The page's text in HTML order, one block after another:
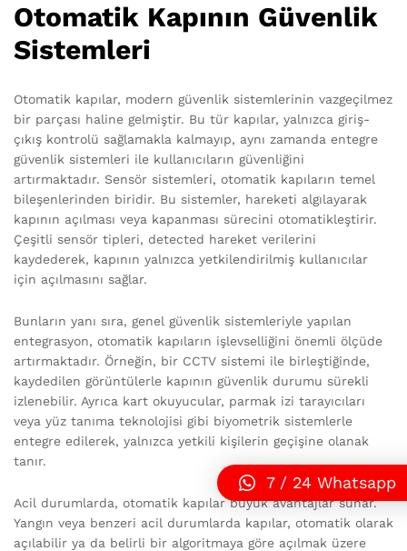
Otomatik Kapının Güvenlik
Sistemleri
Otomatik kapılar, modern güvenlik sistemlerinin vazgeçilmez
bir parçası haline gelmiştir. Bu tür kapılar, yalnızca giriş-
çıkış kontrolü sağlamakla kalmayıp, aynı zamanda entegre
güvenlik sistemleri ile kullanıcıların güvenliğini
artırmaktadır. Sensör sistemleri, otomatik kapıların temel
bileşenlerinden biridir. Bu sistemler, hareketi algılayarak
kapının açılması veya kapanması sürecini otomatikleştirir.
Çeşitli sensör tipleri, detected hareket verilerini
kaydederek, kapının yalnızca yetkilendirilmiş kullanıcılar
için açılmasını sağlar.
Bunların yanı sıra, genel güvenlik sistemleriyle yapılan
entegrasyon, otomatik kapıların işlevselliğini önemli ölçüde
artırmaktadır. Örneğin, bir CCTV sistemi ile birleştiğinde,
kaydedilen görüntülerle kapının güvenlik durumu sürekli
izlenebilir. Ayrıca kart okuyucular, parmak izi tarayıcıları
veya yüz tanıma teknolojisi gibi biyometrik sistemlerle
entegre edilerek, yalnızca yetkili kişilerin geçişine olanak
tanır.
Acil durumlarda, otomatik kapılar büyük avantajlar sunar.
Yangın veya benzeri acil durumlarda kapılar, otomatik olarak
açılabilir ya da belirli bir algoritmaya göre açılmak üzere
7 / 24 Whatsapp